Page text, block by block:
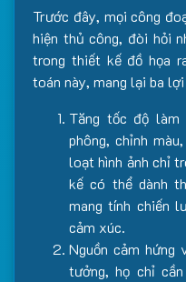
Trước đây, mọi công
hiện thủ công, đòi hỏi
trong thiết kế đồ họa
toán này, mang lại ba
Tăng tốc độ
phông, chỉnh
loạt hình ảnh chỉ
kế có thể dành
mang tính chiến
cảm xúc.
Nguồn cảm hứng
tưởng, họ chỉ